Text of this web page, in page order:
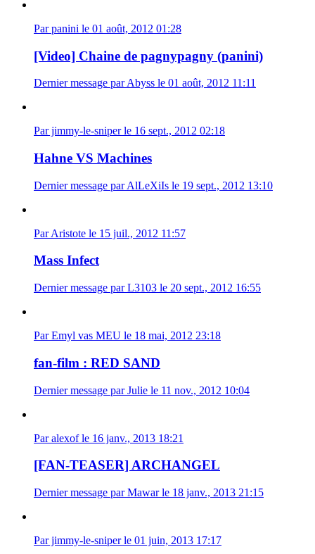
Par panini le 01 août, 2012 01:28
[Video] Chaine de pagnypagny (panini)
Dernier message par Abyss le 01 août, 2012 11:11
Par jimmy-le-sniper le 16 sept., 2012 02:18
Hahne VS Machines
Dernier message par AlLeXiIs le 19 sept., 2012 13:10
Par Aristote le 15 juil., 2012 11:57
Mass Infect
Dernier message par L3103 le 20 sept., 2012 16:55
Par Emyl vas MEU le 18 mai, 2012 23:18
fan-film : RED SAND
Dernier message par Julie le 11 nov., 2012 10:04
Par alexof le 16 janv., 2013 18:21
[FAN-TEASER] ARCHANGEL
Dernier message par Mawar le 18 janv., 2013 21:15
Par jimmy-le-sniper le 01 juin, 2013 17:17